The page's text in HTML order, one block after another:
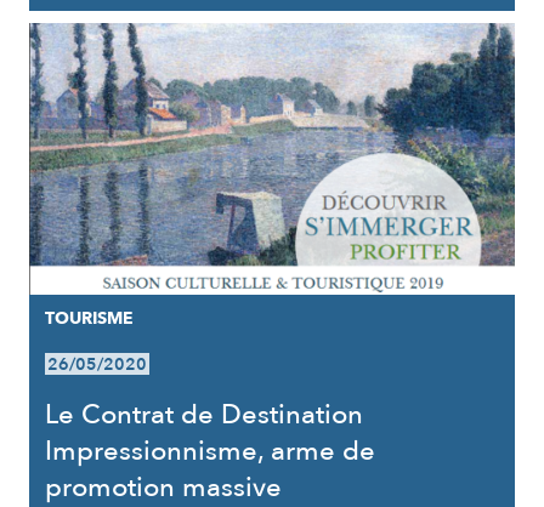
TOURISME
26/05/2020
Le Contrat de Destination
Impressionnisme, arme de
promotion massive